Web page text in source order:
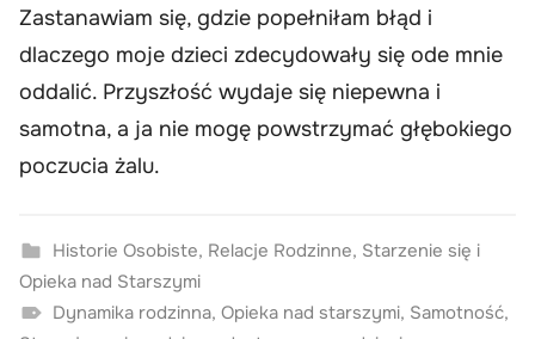
Zastanawiam się, gdzie popełniłam błąd i
dlaczego moje dzieci zdecydowały się ode mnie
oddalić. Przyszłość wydaje się niepewna i
samotna, a ja nie mogę powstrzymać głębokiego
poczucia żalu.
Historie Osobiste, Relacje Rodzinne, Starzenie się i
Opieka nad Starszymi
Dynamika rodzinna, Opieka nad starszymi, Samotność,